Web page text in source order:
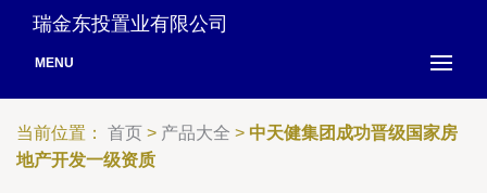
瑞金东投置业有限公司
MENU
当前位置： 首页 > 产品大全 > 中天健集团成功晋级国家房
地产开发一级资质